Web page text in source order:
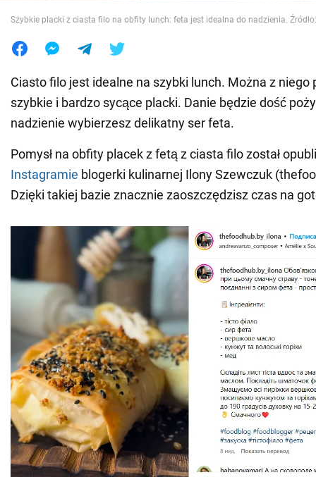
Jedzenie
Szybkie placki z ciasta filo na obfity lunch: feta jest idealna do nadzienia.
Ciasto filo jest idealne na szybki lunch. Można z niego
szybkie i bardzo sycące placki. Danie będzie dość
nadzienie wybierzesz delikatny ser feta.
Pomysł na obfity placek z fetą z ciasta filo został
Instagramie blogerki kulinarnej Ilony Szewczuk
Dzięki takiej bazie znacznie zaoszczędzisz czas na